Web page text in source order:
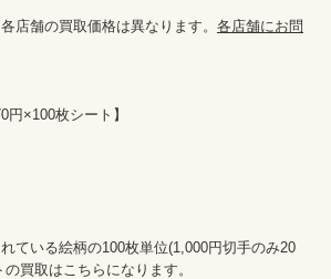
店舗の買取価格は異なります。 各店舗にお問
×100枚シート】
ている絵柄の100枚単位(1,000円切手のみ20
買取はこちらになります。